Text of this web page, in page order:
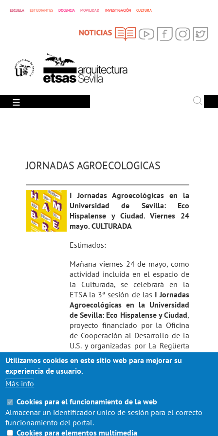
ESCUELA ESTUDIANTES DOCENCIA MOVILIDAD INVESTIGACIÓN CULTURA
JORNADAS AGROECOLOGICAS
I Jornadas Agroecológicas en la
Universidad de Sevilla: Eco
Hispalense y Ciudad. Viernes 24
mayo. CULTURADA
Estimados:
Mañana viernes 24 de mayo, como
actividad incluida en el espacio de
la Culturada, se celebrará en la
ETSA la 3ª sesión de las I Jornadas
Agroecológicas en la Universidad
de Sevilla: Eco Hispalense y Ciudad,
proyecto financiado por la Oficina
de Cooperación al Desarrollo de la
U.S. y organizadas por La Regüerta
Ecológica del Aljarafe, la Fundación
Savia por el Compromiso y los
Valores y Guadalbero SL.
participativa entre facultades,
estudiantes y profesores.
Adjuntamos el Programa y cartel de
Utilizamos cookies en este sitio web para mejorar su
experiencia de usuario.
Más info
Cookies para el funcionamiento de la web
Almacenar un identificador único de sesión para el correcto
funcionamiento del portal.
Cookies para elementos multimedia